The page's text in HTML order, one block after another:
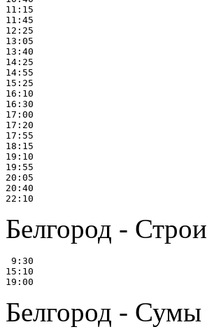
11:15
11:45
12:25
13:05
13:40
14:25
14:55
15:25
16:10
16:30
17:00
17:20
17:55
18:15
19:10
19:55
20:05
20:40
Белгород -
9:30
15:10
Белгород - Сумы